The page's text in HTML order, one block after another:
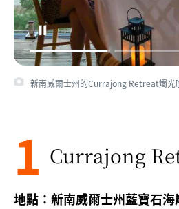
新南威爾士州的Currajong Retreat燭
新南威爾士州的Currajong
1 Currajong
地點：新南威爾士州藍寶石海